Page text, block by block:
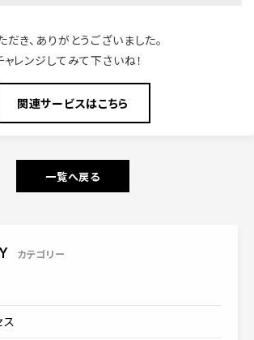
き、ありがとうございました。
レンジしてみて下さいね！
関連サービスはこちら
一覧へ戻る
カテゴリー
ス